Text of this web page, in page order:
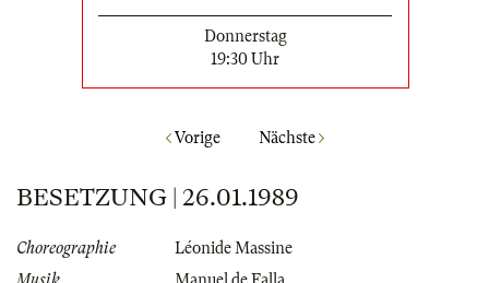
Donnerstag
19:30 Uhr
Vorige Nächste
BESETZUNG | 26.01.1989
Choreographie
Léonide Massine
Musik
Manuel de Falla